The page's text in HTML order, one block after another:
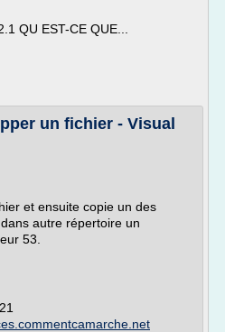
QU EST-CE QUE...
un fichier - Visual
et ensuite copie un des
autre répertoire un
53.